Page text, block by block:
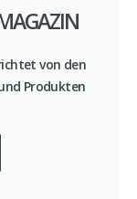
von den
Produkten